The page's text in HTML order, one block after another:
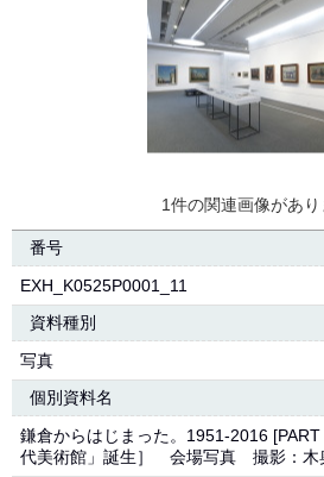
1件の関連画像があり
番号
EXH_K0525P0001_11
資料種別
写真
個別資料名
鎌倉からはじまった。1951-2016
代美術館」誕生］ 会場写真 撮影：木